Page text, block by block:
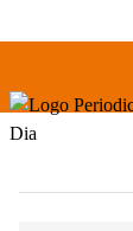
al
Menú